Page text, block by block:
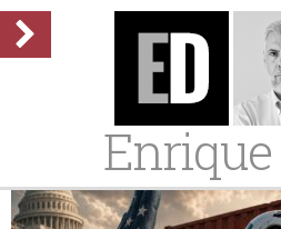
Enrique